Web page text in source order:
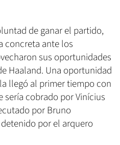
de ganar el partido,
concreta ante los
sus oportunidades
Haaland. Una oportunidad
llegó al primer tiempo con
cobrado por Vinícius
por Bruno
por el arquero